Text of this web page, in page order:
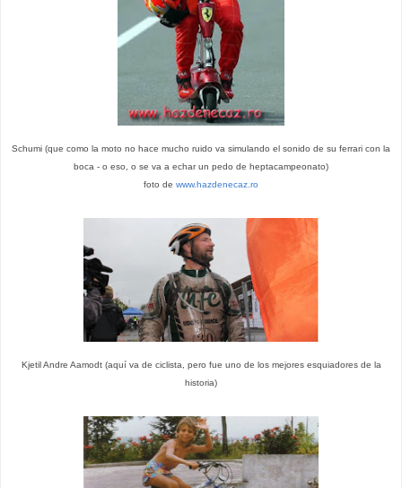
Schumi (que como la moto no hace mucho ruido va simulando el sonido de su ferrari con la
boca - o eso, o se va a echar un pedo de heptacampeonato)
foto de www.hazdenecaz.ro
Kjetil Andre Aamodt (aquí va de ciclista, pero fue uno de los mejores esquiadores de la
historia)